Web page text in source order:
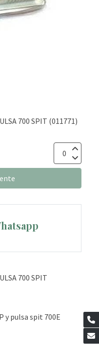
700 SPIT (011771)
700 SPIT
y pulsa spit 700E